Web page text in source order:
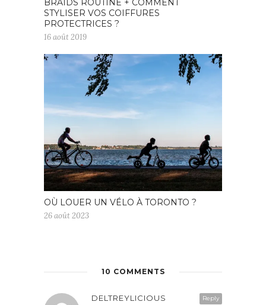
BRAIDS ROUTINE + COMMENT
STYLISER VOS COIFFURES
PROTECTRICES ?
16 août 2019
OÙ LOUER UN VÉLO À TORONTO ?
26 août 2023
10 COMMENTS
Reply
DELTREYLICIOUS